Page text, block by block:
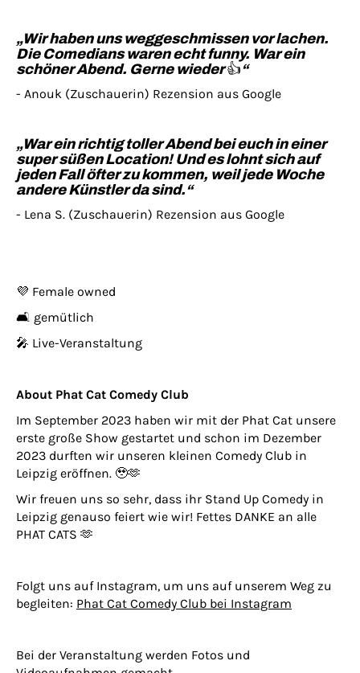
„Wir haben uns weggeschmissen vor lachen.
Die Comedians waren echt funny. War ein
schöner Abend. Gerne wieder👍“
- Anouk (Zuschauerin) Rezension aus Google
„War ein richtig toller Abend bei euch in einer
super süßen Location! Und es lohnt sich auf
jeden Fall öfter zu kommen, weil jede Woche
andere Künstler da sind.“
- Lena S. (Zuschauerin) Rezension aus Google
💜 Female owned
🛋 gemütlich
🎤 Live-Veranstaltung
About Phat Cat Comedy Club
Im September 2023 haben wir mit der Phat Cat unsere
erste große Show gestartet und schon im Dezember
2023 durften wir unseren kleinen Comedy Club in
Leipzig eröffnen. 🥹🫶
Wir freuen uns so sehr, dass ihr Stand Up Comedy in
Leipzig genauso feiert wie wir! Fettes DANKE an alle
PHAT CATS 🫶
Folgt uns auf Instagram, um uns auf unserem Weg zu
begleiten: Phat Cat Comedy Club bei Instagram
Bei der Veranstaltung werden Fotos und